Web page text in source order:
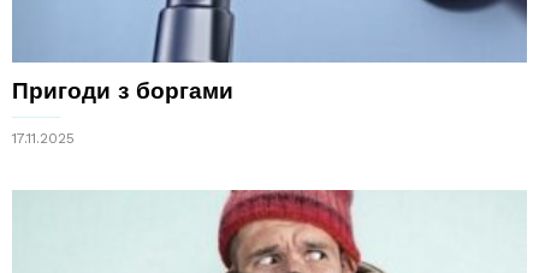
Пригоди з боргами
17.11.2025